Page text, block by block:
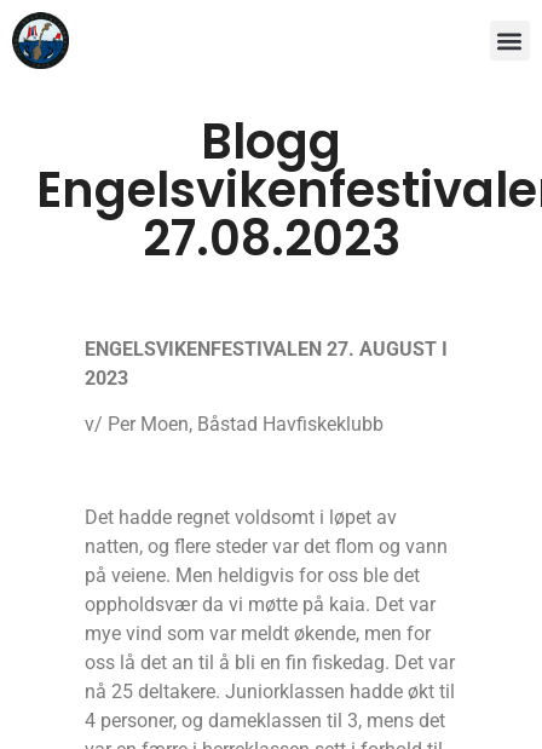
Blogg
27.08.2023
ENGELSVIKENFESTIVALEN 27. AUGUST I
2023
v/ Per Moen, Båstad Havfiskeklubb
Det hadde regnet voldsomt i løpet av
natten, og flere steder var det flom og vann
på veiene. Men heldigvis for oss ble det
oppholdsvær da vi møtte på kaia. Det var
mye vind som var meldt økende, men for
oss lå det an til å bli en fin fiskedag. Det var
nå 25 deltakere. Juniorklassen hadde økt til
4 personer, og dameklassen til 3, mens det